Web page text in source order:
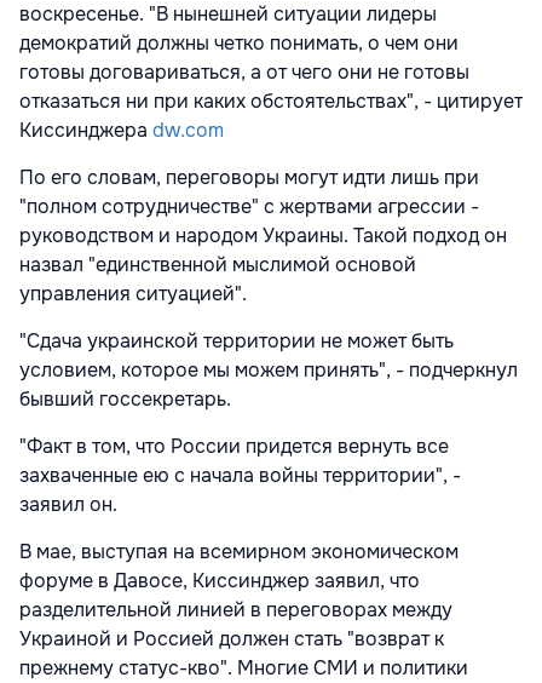
воскресенье. "В нынешней ситуации лидеры
демократий должны четко понимать, о чем они
готовы договариваться, а от чего они не готовы
отказаться ни при каких обстоятельствах", - цитирует
Киссинджера dw.com
По его словам, переговоры могут идти лишь при
"полном сотрудничестве" с жертвами агрессии -
руководством и народом Украины. Такой подход он
назвал "единственной мыслимой основой
управления ситуацией".
"Сдача украинской территории не может быть
условием, которое мы можем принять", - подчеркнул
бывший госсекретарь.
"Факт в том, что России придется вернуть все
захваченные ею с начала войны территории", -
заявил он.
В мае, выступая на всемирном экономическом
форуме в Давосе, Киссинджер заявил, что
разделительной линией в переговорах между
Украиной и Россией должен стать "возврат к
прежнему статус-кво". Многие СМИ и политики